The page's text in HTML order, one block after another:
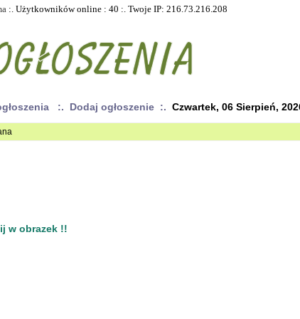
:. Użytkowników online : 40 :. Twoje IP: 216.73.216.208
:. Dodaj ogłoszenie :. Czwartek, 06 Sierpień,
w obrazek !!